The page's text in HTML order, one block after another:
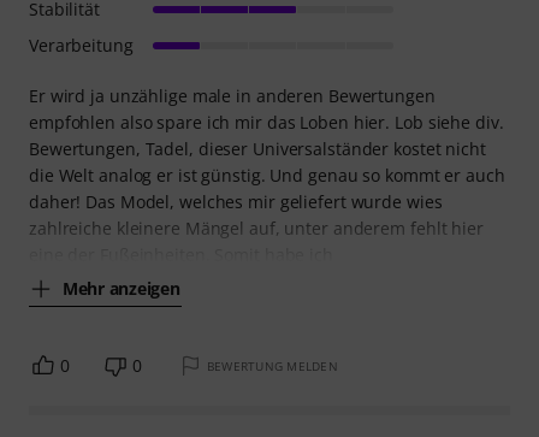
Er wird ja unzählige male in anderen Bewertungen
empfohlen also spare ich mir das Loben hier. Lob siehe div.
Bewertungen, Tadel, dieser Universalständer kostet nicht
die Welt analog er ist günstig. Und genau so kommt er auch
daher! Das Model, welches mir geliefert wurde wies
zahlreiche kleinere Mängel auf, unter anderem fehlt hier
Mehr anzeigen
Stabilität
Verarbeitung
0 0 BEWERTUNG MELDEN